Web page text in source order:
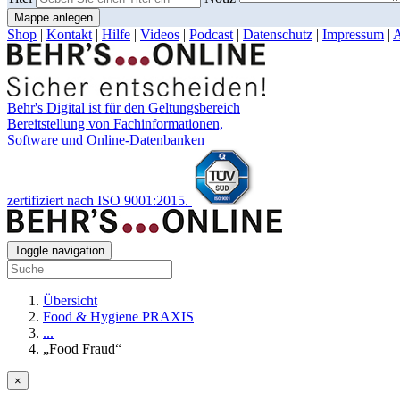
Mappe anlegen
Shop | Kontakt | Hilfe | Videos | Podcast | Datenschutz | Impressum |
Behr's Digital ist für den Geltungsbereich
Bereitstellung von Fachinformationen,
Software und Online-Datenbanken
zertifiziert nach ISO 9001:2015.
Toggle navigation
Übersicht
Food & Hygiene PRAXIS
...
„Food Fraud“
×